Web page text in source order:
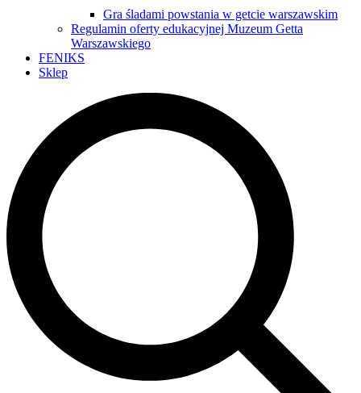
Gra śladami powstania w getcie warszawskim
Regulamin oferty edukacyjnej Muzeum Getta
Warszawskiego
FENIKS
Sklep